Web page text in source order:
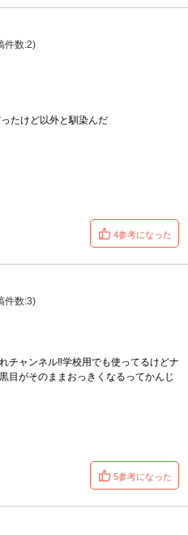
件数:2)
たけど以外と馴染んだ
4参考になった
件数:3)
チャンネル‼️学校用でも使ってるけどナ
目がそのままおっきくなるってかんじ
5参考になった